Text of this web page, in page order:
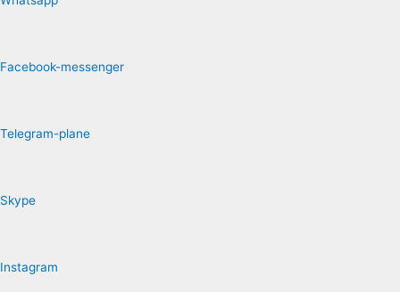
Facebook-messenger
Telegram-plane
Skype
Instagram